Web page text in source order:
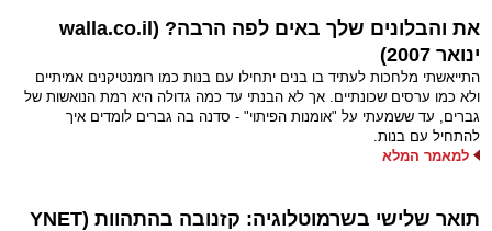
את והבלונים שלך באים לפה הרבה? (walla.co.il
ינואר 2007)
התייאשתי מלחכות לעתיד בו בנים יתחילו עם בנות כמו רומנטיקנים אמיתיים
ולא כמו ערסים שכונתיים. אך לא הבנתי עד כמה גדולה היא רמת הנואשות של
גברים, עד ששמעתי על "אומנות הפיתוי" - סדנה בה גברים לומדים איך
להתחיל עם בנות.
למאמר המלא
תואר שלישי בשרמוטלוגיה: קזנובה בהתהוות (YNET